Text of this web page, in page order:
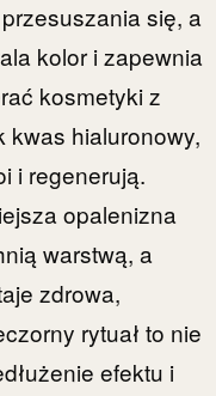
się, a
kolor i zapewnia
kosmetyki z
kwas hialuronowy,
i regenerują.
opalenizna
warstwą, a
zdrowa,
rytuał to nie
efektu i